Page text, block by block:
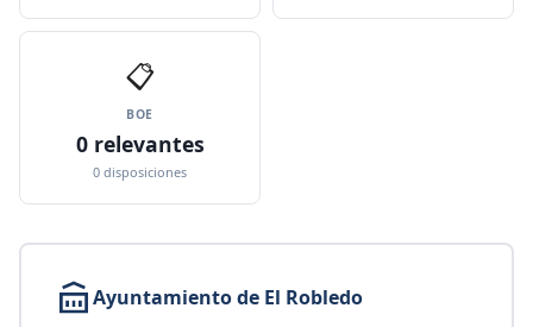
📋
BOE
0 relevantes
0 disposiciones
Ayuntamiento de El Robledo